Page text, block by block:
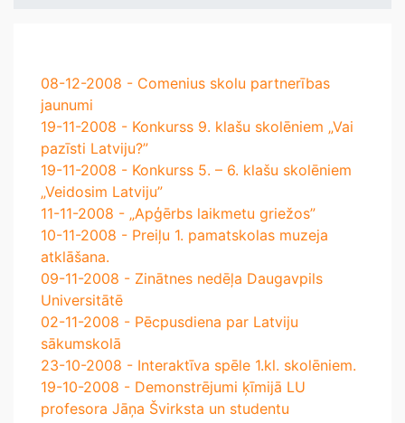
08-12-2008 - Comenius skolu partnerības
jaunumi
19-11-2008 - Konkurss 9. klašu skolēniem „Vai
pazīsti Latviju?”
19-11-2008 - Konkurss 5. – 6. klašu skolēniem
„Veidosim Latviju”
11-11-2008 - „Apģērbs laikmetu griežos”
10-11-2008 - Preiļu 1. pamatskolas muzeja
atklāšana.
09-11-2008 - Zinātnes nedēļa Daugavpils
Universitātē
02-11-2008 - Pēcpusdiena par Latviju
sākumskolā
23-10-2008 - Interaktīva spēle 1.kl. skolēniem.
19-10-2008 - Demonstrējumi ķīmijā LU
profesora Jāņa Švirksta un studentu